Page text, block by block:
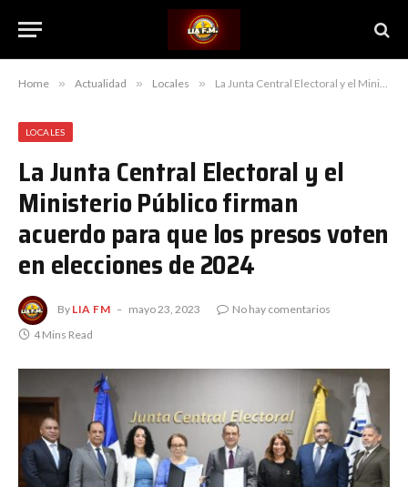
Home » Actualidad » Locales » La Junta Central Electoral y el Ministerio Público firman acuerdo para que los presos voten en elecciones de 2024
LOCALES
La Junta Central Electoral y el
Ministerio Público firman
acuerdo para que los presos voten
en elecciones de 2024
By LIA FM mayo 23, 2023
No hay comentarios
4 Mins Read